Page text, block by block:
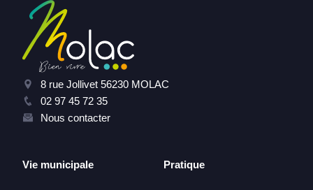
8 rue Jollivet 56230 MOLAC
02 97 45 72 35
Nous contacter
Vie municipale Pratique